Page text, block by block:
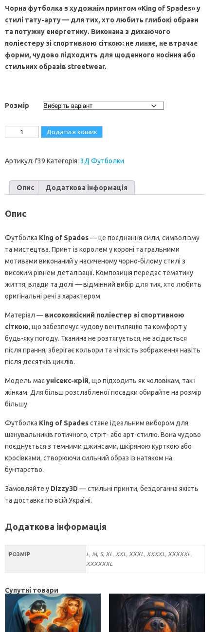
550,00 ₴
through
600,00 ₴
Чорна футболка з художнім принтом «King of Spades» у
стилі тату-арту — для тих, хто любить глибокі образи
та потужну енергетику. Виконана з дихаючого
поліестеру зі спортивною сіткою: не линяє, не втрачає
форми, чудово підходить для щоденного носіння або
стильних образів streetwear.
Розмір
Додати в кошик
Артикул: f39 Категорія: 3Д Футболки
Опис Додаткова інформація
Опис
Футболка King of Spades— це поєднання сили, символізму
та мистецтва. Принт із королем у короні та гральними
мотивами виконаний у насиченому чорно-білому стилі з
високим рівнем деталізації. Композиція передає тематику
життя, влади та долі — відмінний вибір для тих, хто любить
оригінальні речі з характером.
Матеріал — високоякісний поліестер зі спортивною
сіткою, що забезпечує чудову вентиляцію та комфорт у
будь-яку погоду. Тканина не розтягується, не зсідається
після прання, зберігає кольори та чіткість зображення навіть
після десятків циклів.
Модель маєунісекс-крій, що підходить як чоловікам, так і
жінкам. Для більш розслабленої посадки обирайте на розмір
більшу.
Футболка King of Spadesстане ідеальним вибором для
шанувальників готичного, стріт- або арт-стилю. Вона чудово
поєднується з темними джинсами, шкіряною курткою або
кросівками, створюючи сильний образ із натяком на
бунтарство.
Замовляйте у Dizzy3D — стильні принти, бездоганна якість
та доставка по всій Україні.
Додаткова інформація
РОЗМІР
L, M, S, XL, XXL, XXXL, XXXXL, XXXXXL,
XXXXXXL
Супутні товари